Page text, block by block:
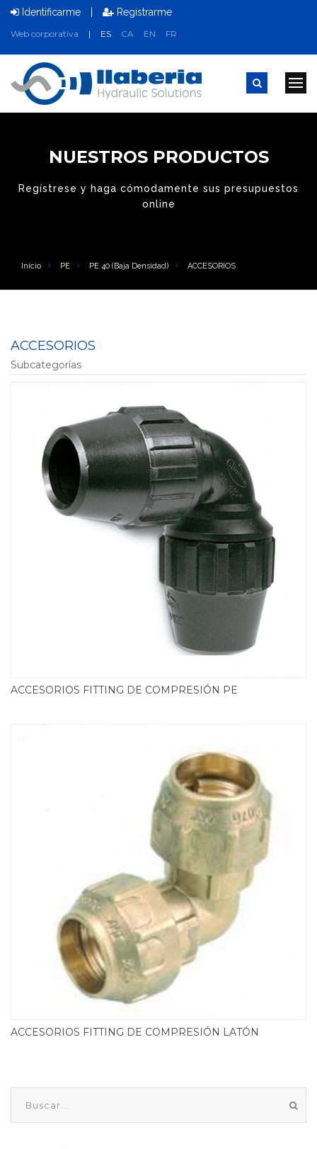
Identificarme Registrarme
Web corporativa | ES CA EN FR
NUESTROS PRODUCTOS
Regístrese y haga cómodamente sus presupuestos
online
Inicio PE PE 40 (baja Densidad) ACCESORIOS
ACCESORIOS
Subcategorías
ACCESORIOS FITTING DE COMPRESIÓN PE
ACCESORIOS FITTING DE COMPRESIÓN LATÓN